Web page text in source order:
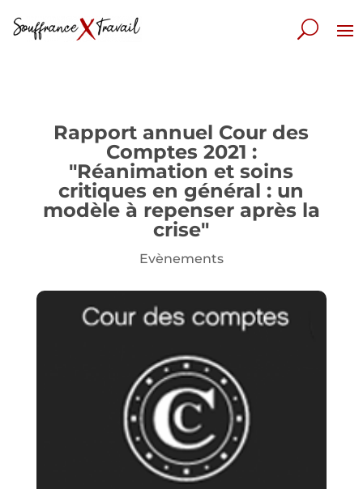
Rapport annuel Cour des
Comptes 2021 :
"Réanimation et soins
critiques en général : un
modèle à repenser après la
crise"
Evènements